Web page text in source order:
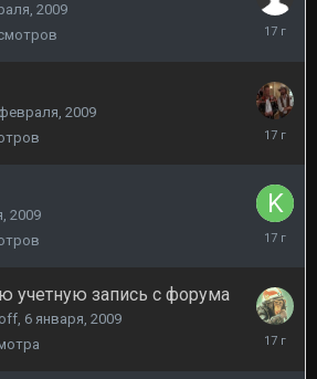
2009
21
2009
19
2009
12
учетную запись с форума
6 января, 2009